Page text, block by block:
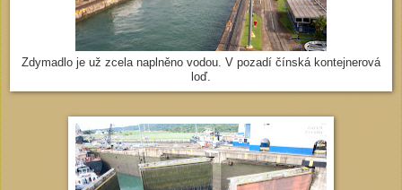
Zdymadlo je už zcela naplněno vodou. V pozadí čínská kontejnerová
loď.